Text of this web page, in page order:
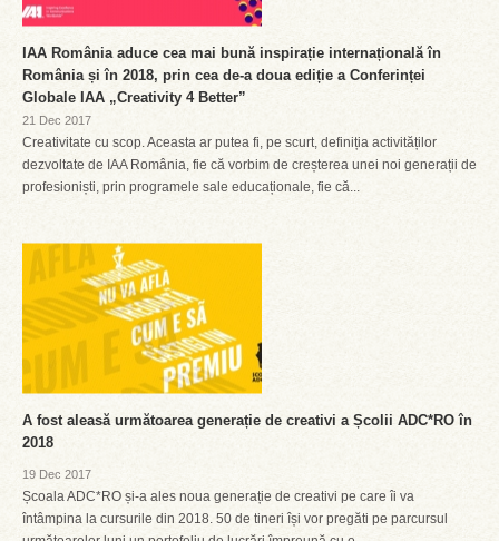
IAA România aduce cea mai bună inspirație internațională în
România și în 2018, prin cea de-a doua ediție a Conferinței
Globale IAA „Creativity 4 Better”
21 Dec 2017
Creativitate cu scop. Aceasta ar putea fi, pe scurt, definiția activităților
dezvoltate de IAA România, fie că vorbim de creșterea unei noi generații de
profesioniști, prin programele sale educaționale, fie că...
A fost aleasă următoarea generație de creativi a Școlii ADC*RO în
2018
19 Dec 2017
Școala ADC*RO și-a ales noua generație de creativi pe care îi va
întâmpina la cursurile din 2018. 50 de tineri își vor pregăti pe parcursul